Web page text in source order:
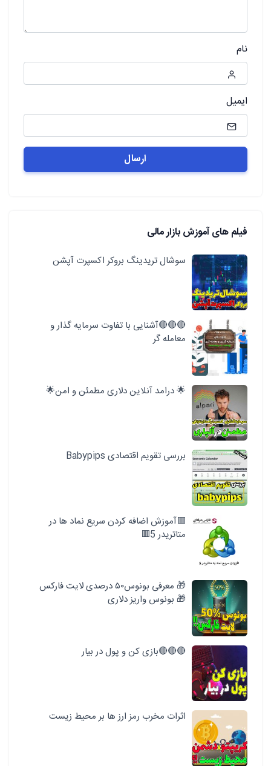
نام
ایمیل
فیلم های آموزش بازار مالی
سوشال تریدینگ بروکر اکسپرت آپشن
🔴🔴🔴آشنایی با تفاوت سرمایه گذار و
معامله گر
🌟 درامد آنلاین دلاری مطمئن و امن🌟
بررسی تقویم اقتصادی Babypips
🟥آموزش اضافه کردن سریع نماد ها در
متاتریدر 5🟥
🎁 معرفی بونوس۵۰ درصدی لایت فارکس
🎁 بونوس واریز دلاری
🔴🔴🔴بازی کن و پول در بیار
اثرات مخرب رمز ارز ها بر محیط زیست